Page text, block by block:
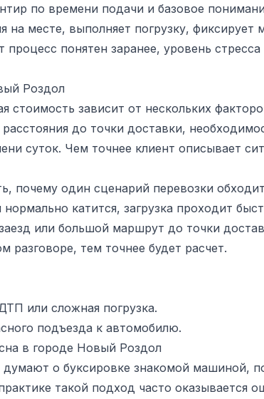
по времени подачи и базовое
на месте, выполняет погрузку, фиксирует
понятен заранее, уровень
Роздол
стоимость зависит от нескольких
до точки доставки,
суток. Чем точнее клиент описывает
почему один сценарий перевозки
катится, загрузка проходит
или большой маршрут до точки
тем точнее будет расчет.
или сложная погрузка.
подъезда к автомобилю.
в городе Новый Роздол
о буксировке знакомой машиной,
такой подход часто оказывается